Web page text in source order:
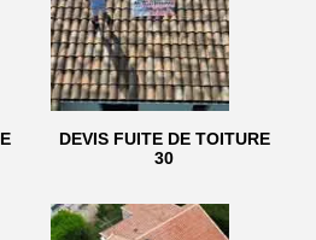
DEVIS FUITE DE TOITURE
30